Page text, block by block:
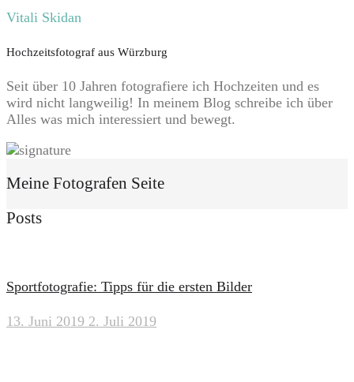
Vitali Skidan
Hochzeitsfotograf aus Würzburg
Seit über 10 Jahren fotografiere ich Hochzeiten und es
wird nicht langweilig! In meinem Blog schreibe ich über
Alles was mich interessiert und bewegt.
Meine Fotografen Seite
Posts
Sportfotografie: Tipps für die ersten Bilder
13. Juni 2019 2. Juli 2019